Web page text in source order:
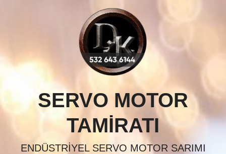
SERVO MOTOR
TAMIRATI
ENDÜSTRIYEL SERVO MOTOR SARIMI